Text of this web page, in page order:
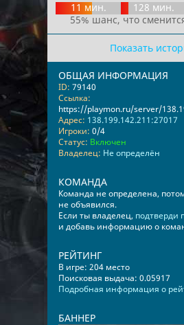
11 мин. 128 мин.
55% шанс, что
Показать
ОБЩАЯ ИНФОРМАЦИЯ
ID: 79140
Ссылка:
https://playmon.ru/server/
Адрес: 138.199.142.211:27017
Игроки: 0/4
Статус: Включен
Владелец: Не определён
КОМАНДА
Команда не определена,
не объявился.
Если ты владелец, подтверди
и добавь информацию о
РЕЙТИНГ
В игре: 204 место
Поисковая выдача: 0.05917
Подробная информация о
БАННЕР